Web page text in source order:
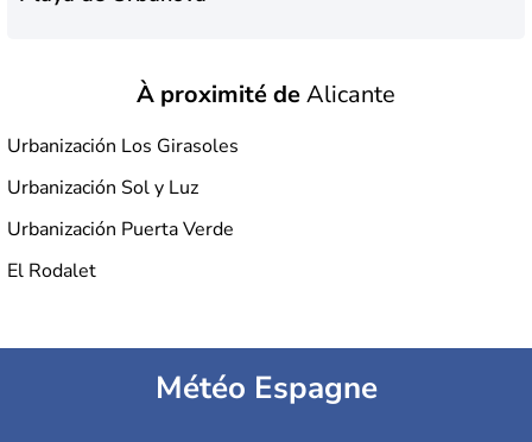
À proximité deAlicante
Urbanización Los Girasoles
Urbanización Sol y Luz
Urbanización Puerta Verde
El Rodalet
Météo Espagne